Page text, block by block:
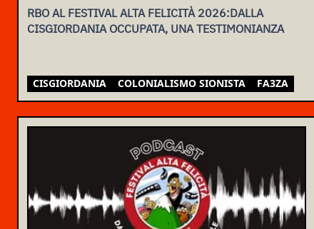
RBO AL FESTIVAL ALTA FELICITÀ 2026:DALLA
CISGIORDANIA OCCUPATA, UNA TESTIMONIANZA
CISGIORDANIA COLONIALISMO SIONISTA FA3ZA